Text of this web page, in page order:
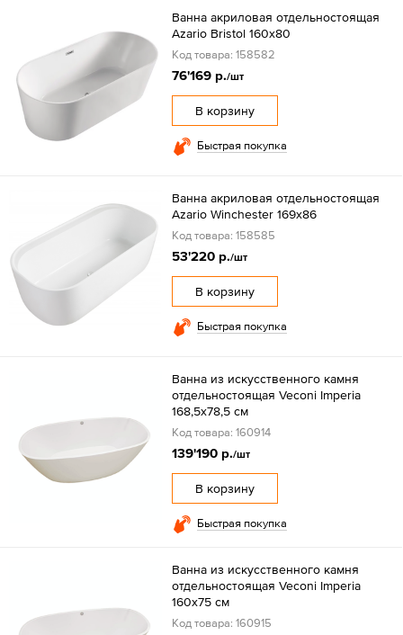
Ванна акриловая отдельностоящая
Azario Bristol 160x80
Код товара: 158582
76'169 р./шт
В корзину
Быстрая покупка
Ванна акриловая отдельностоящая
Azario Winchester 169x86
Код товара: 158585
53'220 р./шт
В корзину
Быстрая покупка
Ванна из искусственного камня
отдельностоящая Veconi Imperia
168,5x78,5 см
Код товара: 160914
139'190 р./шт
В корзину
Быстрая покупка
Ванна из искусственного камня
отдельностоящая Veconi Imperia
160x75 см
Код товара: 160915